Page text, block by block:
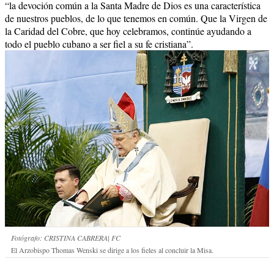
“la devoción común a la Santa Madre de Dios es una característica
de nuestros pueblos, de lo que tenemos en común. Que la Virgen de
la Caridad del Cobre, que hoy celebramos, continúe ayudando a
todo el pueblo cubano a ser fiel a su fe cristiana”.
Fotógrafo: CRISTINA CABRERA| FC
El Arzobispo Thomas Wenski se dirige a los fieles al concluir la Misa.